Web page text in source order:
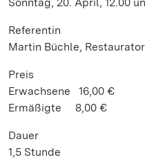
Referentin
Martin Büchle,
Preis
Erwachsene 16,00 €
Ermäßigte 8,00 €
Dauer
1,5 Stunde